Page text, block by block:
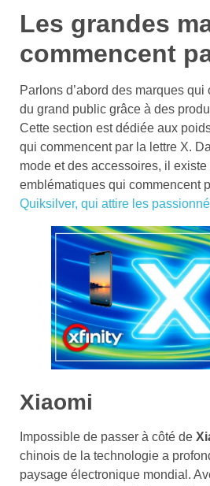
Les grandes
commencent
Parlons d’abord des marques qui
du grand public grâce à des
Cette section est dédiée aux
qui commencent par la lettre X.
mode et des accessoires, il
emblématiques qui commencent
Quiksilver, qui attire les
Xiaomi
Impossible de passer à côté de
chinois de la technologie a
paysage électronique mondial.